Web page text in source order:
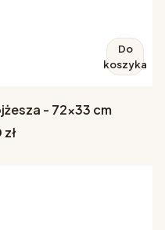
Do
koszyka
- 72x33 cm